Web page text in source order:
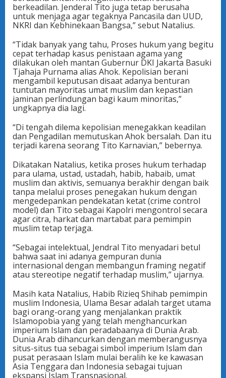
berkeadilan. Jenderal Tito juga tetap berusaha
untuk menjaga agar tegaknya Pancasila dan UUD,
NKRI dan Kebhinekaan Bangsa,” sebut Natalius.
“Tidak banyak yang tahu, Proses hukum yang begitu
cepat terhadap kasus penistaan agama yang
dilakukan oleh mantan Gubernur DKI Jakarta Basuki
Tjahaja Purnama alias Ahok. Kepolisian berani
mengambil keputusan disaat adanya benturan
tuntutan mayoritas umat muslim dan kepastian
jaminan perlindungan bagi kaum minoritas,”
ungkapnya dia lagi.
“Di tengah dilema kepolisian menegakkan keadilan
dan Pengadilan memutuskan Ahok bersalah. Dan itu
terjadi karena seorang Tito Karnavian,” bebernya.
Dikatakan Natalius, ketika proses hukum terhadap
para ulama, ustad, ustadah, habib, habaib, umat
muslim dan aktivis, semuanya berakhir dengan baik
tanpa melalui proses penegakan hukum dengan
mengedepankan pendekatan ketat (crime control
model) dan Tito sebagai Kapolri mengontrol secara
agar citra, harkat dan martabat para pemimpin
muslim tetap terjaga.
“Sebagai intelektual, Jendral Tito menyadari betul
bahwa saat ini adanya gempuran dunia
internasional dengan membangun framing negatif
atau stereotipe negatif terhadap muslim,” ujarnya.
Masih kata Natalius, Habib Rizieq Shihab pemimpin
muslim Indonesia, Ulama Besar adalah target utama
bagi orang-orang yang menjalankan praktik
Islamopobia yang yang telah menghancurkan
imperium Islam dan peradabaanya di Dunia Arab.
Dunia Arab dihancurkan dengan memberangusnya
situs-situs tua sebagai simbol imperium Islam dan
pusat perasaan Islam mulai beralih ke ke kawasan
Asia Tenggara dan Indonesia sebagai tujuan
ekspansi Islam Transnasional.